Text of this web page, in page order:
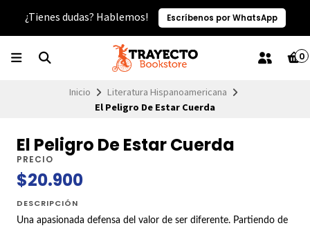
¿Tienes dudas? Hablemos! Escríbenos por WhatsApp
0
Inicio
Literatura Hispanoamericana
El Peligro De Estar Cuerda
El Peligro De Estar Cuerda
PRECIO
$20.900
DESCRIPCIÓN
Una apasionada defensa del valor de ser diferente. Partiendo de